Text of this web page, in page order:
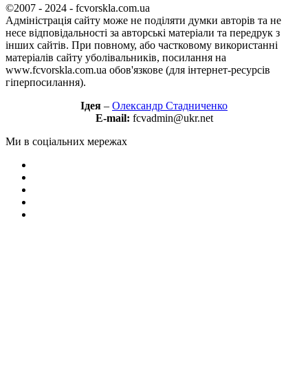
©2007 - 2024 - fcvorskla.com.ua
Адміністрація сайту може не поділяти думки авторів та не
несе відповідальності за авторські матеріали та передрук з
інших сайтів. При повному, або частковому використанні
матеріалів сайту уболівальників, посилання на
www.fcvorskla.com.ua обов'язкове (для інтернет-ресурсів
гіперпосилання).
Ідея – Олександр Стадниченко
E-mail: fcvadmin@ukr.net
Ми в соціальних мережах